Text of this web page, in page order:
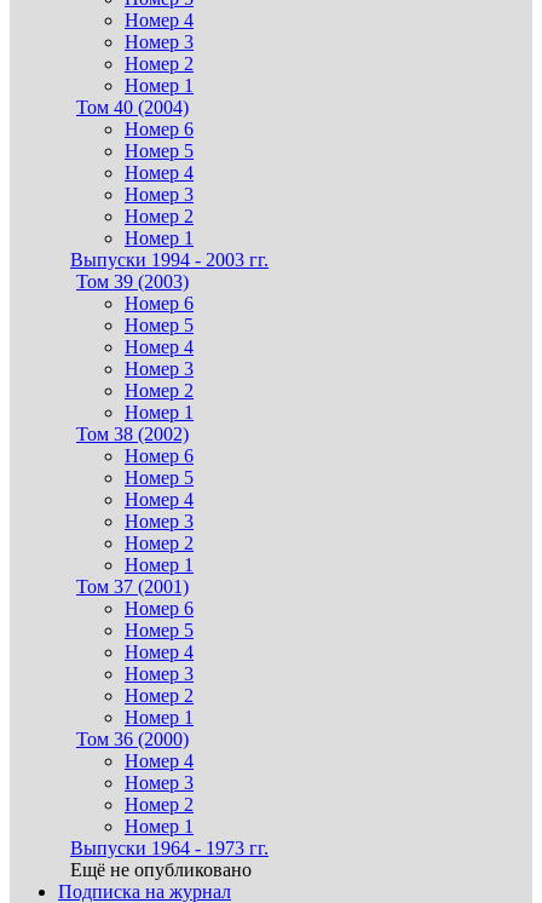
Номер 4
Номер 3
Номер 2
Номер 1
Том 40 (2004)
Номер 6
Номер 5
Номер 4
Номер 3
Номер 2
Номер 1
Выпуски 1994 - 2003 гг.
Том 39 (2003)
Номер 6
Номер 5
Номер 4
Номер 3
Номер 2
Номер 1
Том 38 (2002)
Номер 6
Номер 5
Номер 4
Номер 3
Номер 2
Номер 1
Том 37 (2001)
Номер 6
Номер 5
Номер 4
Номер 3
Номер 2
Номер 1
Том 36 (2000)
Номер 4
Номер 3
Номер 2
Номер 1
Выпуски 1964 - 1973 гг.
Ещё не опубликовано
Подписка на журнал